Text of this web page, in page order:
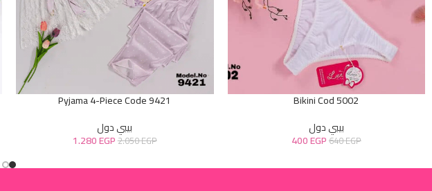
Bikini Cod 5002
بيبي دول
640EGP
400EGP
Pyjama 4-Piece Code 9421
بيبي دول
2.050EGP
1.280EGP